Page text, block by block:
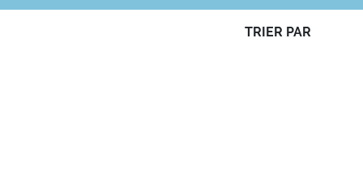
TRIER PAR